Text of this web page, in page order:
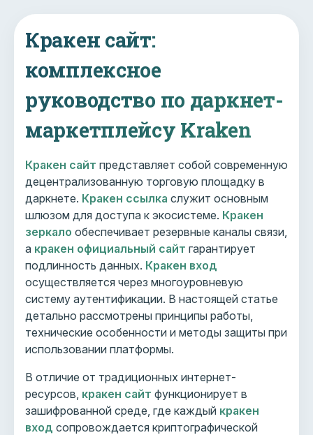
Кракен сайт:
комплексное
руководство по даркнет-
маркетплейсу Kraken
Кракен сайт представляет собой современную
децентрализованную торговую площадку в
даркнете. Кракен ссылка служит основным
шлюзом для доступа к экосистеме. Кракен
зеркало обеспечивает резервные каналы связи,
а кракен официальный сайт гарантирует
подлинность данных. Кракен вход
осуществляется через многоуровневую
систему аутентификации. В настоящей статье
детально рассмотрены принципы работы,
технические особенности и методы защиты при
использовании платформы.
В отличие от традиционных интернет-
ресурсов, кракен сайт функционирует в
зашифрованной среде, где каждый кракен
вход сопровождается криптографической